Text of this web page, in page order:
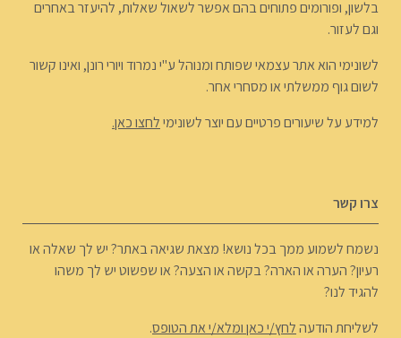
בלשון, ופורומים פתוחים בהם אפשר לשאול שאלות, להיעזר באחרים
וגם לעזור.
לשונימי הוא אתר עצמאי שפותח ומנוהל ע"י נמרוד ויורי רונן, ואינו קשור
לשום גוף ממשלתי או מסחרי אחר.
למידע על שיעורים פרטיים עם יוצר לשונימילחצו כאן.
צרו קשר
נשמח לשמוע ממך בכל נושא! מצאת שגיאה באתר? יש לך שאלה או
רעיון? הערה או הארה? בקשה או הצעה? או שפשוט יש לך משהו
להגיד לנו?
לשליחת הודעהלחץ/י כאן ומלא/י את הטופס.